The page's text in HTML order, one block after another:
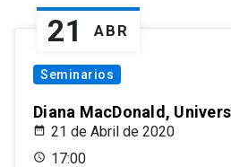
21 ABR
Seminarios
Diana MacDonald,
21 de Abril de 2020
17:00